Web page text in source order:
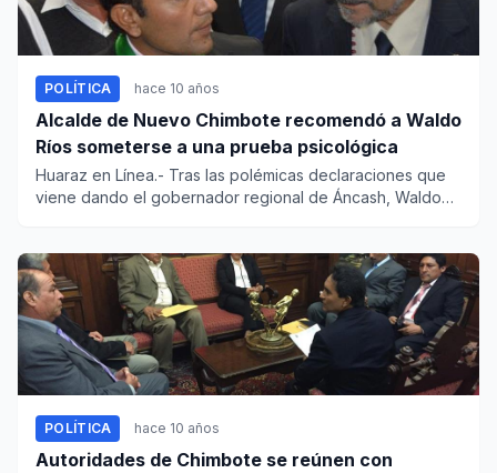
POLÍTICA hace 10 años
Alcalde de Nuevo Chimbote recomendó a Waldo
Ríos someterse a una prueba psicológica
Huaraz en Línea.- Tras las polémicas declaraciones que
viene dando el gobernador regional de Áncash, Waldo
POLÍTICA hace 10 años
Autoridades de Chimbote se reúnen con